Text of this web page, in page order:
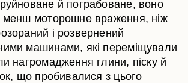
й пограбоване, воно
менш моторошне враження, ніж
і розвернений
машинами, які переміщували
нагромадження глини, піску й
що пробивалися з цього